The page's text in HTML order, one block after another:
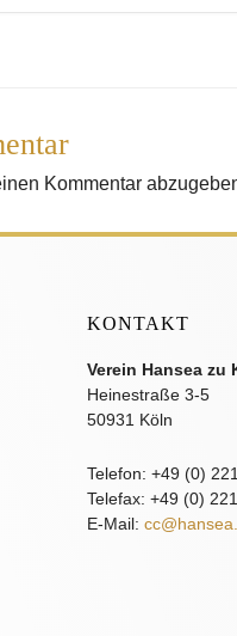
Kommentar
KONTAKT
Verein Hansea zu
Heinestraße 3-5
50931 Köln
Telefon: +49 (0)
Telefax: +49 (0)
E-Mail: